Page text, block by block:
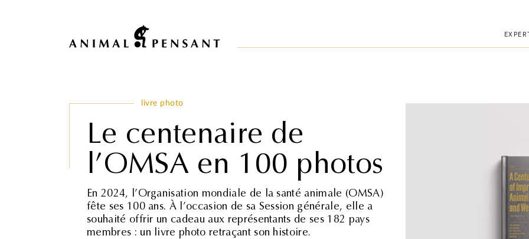
livre photo
Le centenaire de
l’OMSA en 100 photos
En 2024, l’Organisation mondiale de la santé animale (OMSA)
fête ses 100 ans. À l’occasion de sa Session générale, elle a
souhaité offrir un cadeau aux représentants de ses 182 pays
membres : un livre photo retraçant son histoire.